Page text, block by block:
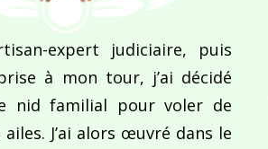
expert judiciaire, puis
à mon tour, j’ai décidé
nid familial pour voler de
J’ai alors œuvré dans le